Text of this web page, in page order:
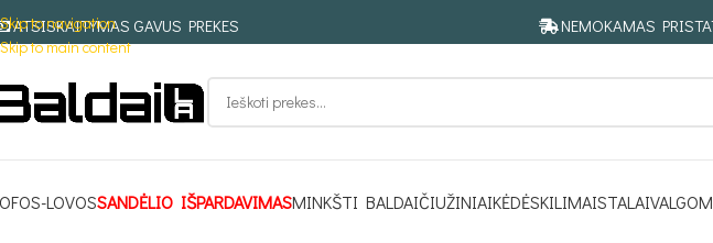
Skip to navigation
Skip to main content
ATSISKAITYMAS GAVUS PREKES NEMOKAMAS
LOVOSSANDĖLIO IŠPARDAVIMASMINKŠTI BALDAIČIUŽINIAIKĖDĖSKILIMAISTALAI